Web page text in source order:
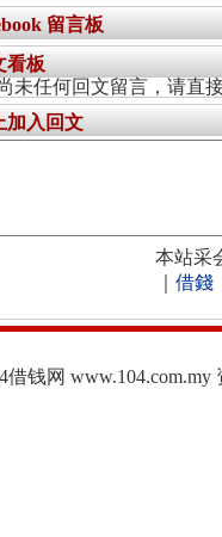
留言板
看板
未任何回文留言，请直
加入回文
本站采
借錢
借钱网